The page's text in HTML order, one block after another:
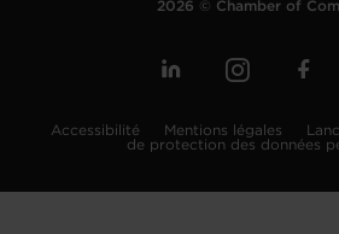
2026 © Chamber of
Accessibilité Mentions légales
de protection des données